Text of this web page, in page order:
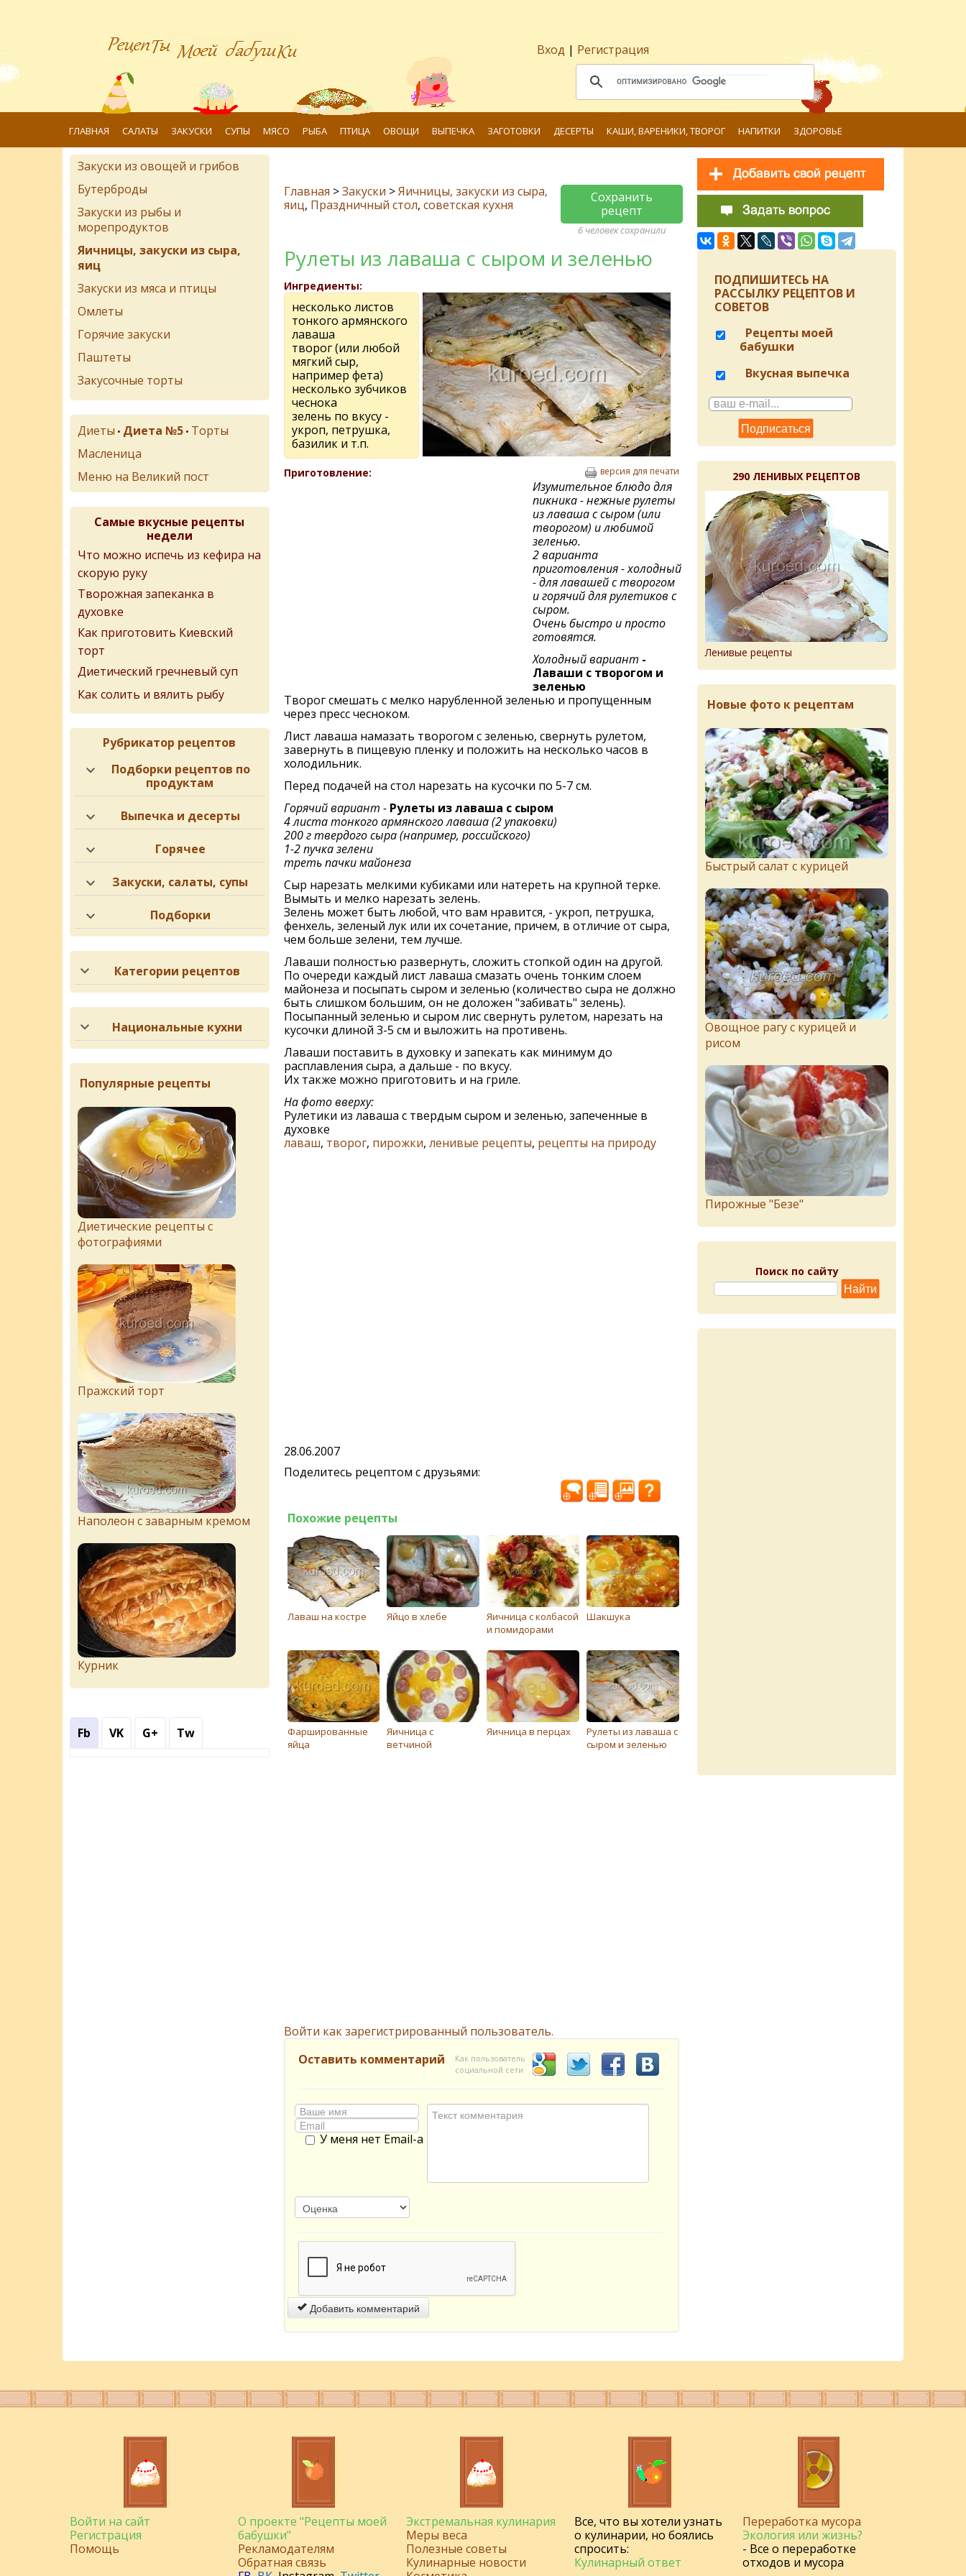
Вход | Регистрация
ГЛАВНАЯ САЛАТЫ ЗАКУСКИ СУПЫ МЯСО РЫБА ПТИЦА ОВОЩИ ВЫПЕЧКА ЗАГОТОВКИ ДЕСЕРТЫ КАШИ, ВАРЕНИКИ, ТВОРОГ НАПИТКИ ЗДОРОВЬЕ
Главная >Закуски >Яичницы, закуски из сыра,
яиц, Праздничный стол, советская кухня
Сохранить
рецепт
6 человек сохранили
Рулеты из лаваша с сыром и зеленью
Ингредиенты:
несколько листов
тонкого армянского
лаваша
творог (или любой
мягкий сыр,
например фета)
несколько зубчиков
чеснока
зелень по вкусу -
укроп, петрушка,
базилик и т.п.
Приготовление: версия для печати
Изумительное блюдо для
пикника - нежные рулеты
из лаваша с сыром (или
творогом) и любимой
зеленью.
2 варианта
приготовления - холодный
- для лавашей с творогом
и горячий для рулетиков с
сыром.
Очень быстро и просто
готовятся.
Холодный вариант -
Лаваши с творогом и
зеленью
Творог смешать с мелко нарубленной зеленью и пропущенным
через пресс чесноком.
Лист лаваша намазать творогом с зеленью, свернуть рулетом,
завернуть в пищевую пленку и положить на несколько часов в
холодильник.
Перед подачей на стол нарезать на кусочки по 5-7 см.
Горячий вариант -Рулеты из лаваша с сыром
4 листа тонкого армянского лаваша (2 упаковки)
200 г твердого сыра (например, российского)
1-2 пучка зелени
треть пачки майонеза
Сыр нарезать мелкими кубиками или натереть на крупной терке.
Вымыть и мелко нарезать зелень.
Зелень может быть любой, что вам нравится, - укроп, петрушка,
фенхель, зеленый лук или их сочетание, причем, в отличие от сыра,
чем больше зелени, тем лучше.
Лаваши полностью развернуть, сложить стопкой один на другой.
По очереди каждый лист лаваша смазать очень тонким слоем
майонеза и посыпать сыром и зеленью (количество сыра не должно
быть слишком большим, он не доложен "забивать" зелень).
Посыпанный зеленью и сыром лис свернуть рулетом, нарезать на
кусочки длиной 3-5 см и выложить на противень.
Лаваши поставить в духовку и запекать как минимум до
расплавления сыра, а дальше - по вкусу.
Их также можно приготовить и на гриле.
На фото вверху:
Рулетики из лаваша с твердым сыром и зеленью, запеченные в
духовке
лаваш, творог, пирожки, ленивые рецепты, рецепты на природу
28.06.2007
Поделитесь рецептом с друзьями:
Похожие рецепты
Лаваш на костре Яйцо в хлебе
Яичница с колбасой
и помидорами
Шакшука
Фаршированные
яйца
Яичница с
ветчиной
Яичница в перцах
Рулеты из лаваша с
сыром и зеленью
Войти как зарегистрированный пользователь.
Оставить комментарий
Как пользователь
социальной сети
У меня нет Email-а
Добавить комментарий
Закуски из овощей и грибов
Бутерброды
Закуски из рыбы и
морепродуктов
Яичницы, закуски из сыра,
яиц
Закуски из мяса и птицы
Омлеты
Горячие закуски
Паштеты
Закусочные торты
Диеты • Диета №5 • Торты
Масленица
Меню на Великий пост
Самые вкусные рецепты
недели
Что можно испечь из кефира на
скорую руку
Творожная запеканка в
духовке
Как приготовить Киевский
торт
Диетический гречневый суп
Как солить и вялить рыбу
Рубрикатор рецептов
Подборки рецептов по
продуктам
Выпечка и десерты
Горячее
Закуски, салаты, супы
Подборки
Категории рецептов
Национальные кухни
Популярные рецепты
Диетические рецепты с
фотографиями
Пражский торт
Наполеон с заварным кремом
Курник
Fb VK G+ Tw
ПОДПИШИТЕСЬ НА
РАССЫЛКУ РЕЦЕПТОВ И
СОВЕТОВ
Рецепты моей
бабушки
Вкусная выпечка
290 ЛЕНИВЫХ РЕЦЕПТОВ
Ленивые рецепты
Новые фото к рецептам
Быстрый салат с курицей
Овощное рагу с курицей и
рисом
Пирожныe "Бeзe"
Поиск по сайту
Войти на сайт
Регистрация
Помощь
О проекте "Рецепты моей
бабушки"
Рекламодателям
Обратная связь
Экстремальная кулинария
Меры веса
Полезные советы
Кулинарные новости
Все, что вы хотели узнать
о кулинарии, но боялись
спросить:
Кулинарный ответ
Переработка мусора
Экология или жизнь?
- Все о переработке
отходов и мусора